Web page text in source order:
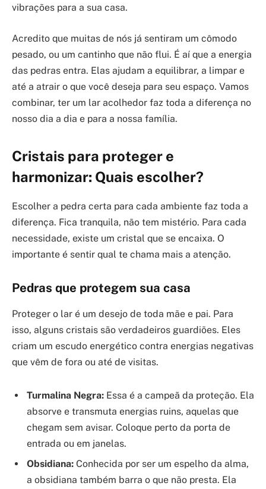
vibrações para a sua casa.
Acredito que muitas de nós já sentiram um cômodo
pesado, ou um cantinho que não flui. É aí que a energia
das pedras entra. Elas ajudam a equilibrar, a limpar e
até a atrair o que você deseja para seu espaço. Vamos
combinar, ter um lar acolhedor faz toda a diferença no
nosso dia a dia e para a nossa família.
Cristais para proteger e
harmonizar: Quais escolher?
Escolher a pedra certa para cada ambiente faz toda a
diferença. Fica tranquila, não tem mistério. Para cada
necessidade, existe um cristal que se encaixa. O
importante é sentir qual te chama mais a atenção.
Pedras que protegem sua casa
Proteger o lar é um desejo de toda mãe e pai. Para
isso, alguns cristais são verdadeiros guardiões. Eles
criam um escudo energético contra energias negativas
que vêm de fora ou até de visitas.
Turmalina Negra: Essa é a campeã da proteção. Ela
absorve e transmuta energias ruins, aquelas que
chegam sem avisar. Coloque perto da porta de
entrada ou em janelas.
Obsidiana: Conhecida por ser um espelho da alma,
a obsidiana também barra o que não presta. Ela